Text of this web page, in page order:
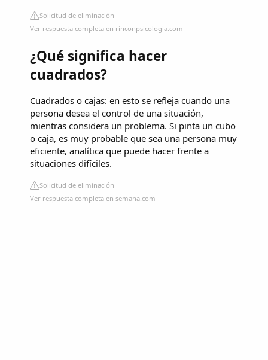
Solicitud de eliminación
Ver respuesta completa en rinconpsicologia.com
¿Qué significa hacer
cuadrados?
Cuadrados o cajas: en esto se refleja cuando una
persona desea el control de una situación,
mientras considera un problema. Si pinta un cubo
o caja, es muy probable que sea una persona muy
eficiente, analítica que puede hacer frente a
situaciones difíciles.
Solicitud de eliminación
Ver respuesta completa en semana.com